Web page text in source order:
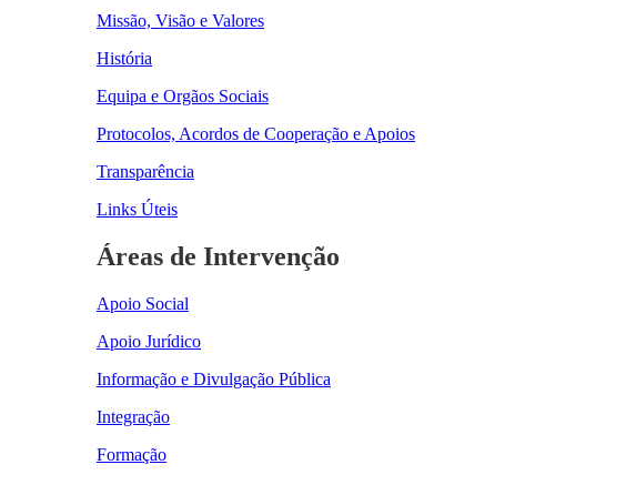
Missão, Visão e Valores
História
Equipa e Orgãos Sociais
Protocolos, Acordos de Cooperação e Apoios
Transparência
Links Úteis
Áreas de Intervenção
Apoio Social
Apoio Jurídico
Informação e Divulgação Pública
Integração
Formação